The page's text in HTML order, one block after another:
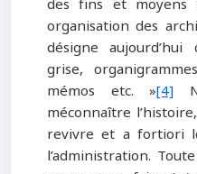
organisation des
désigne
grise,
mémos etc. »[4]
méconnaître
revivre et a fortiori
l’administration.